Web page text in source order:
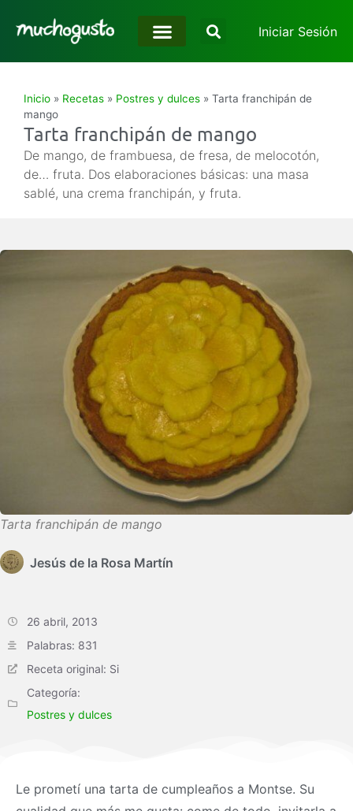
Iniciar Sesión
Inicio » Recetas » Postres y dulces » Tarta franchipán de
mango
Tarta franchipán de mango
De mango, de frambuesa, de fresa, de melocotón,
de… fruta. Dos elaboraciones básicas: una masa
sablé, una crema franchipán, y fruta.
Tarta franchipán de mango
Jesús de la Rosa Martín
26 abril, 2013
Palabras: 831
Receta original: Si
Categoría:
Postres y dulces
Le prometí una tarta de cumpleaños a Montse. Su